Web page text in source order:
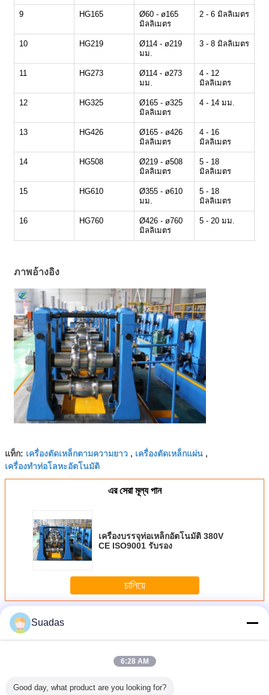
9 HG165
Ø60 - ø165
มิลลิเมตร
2 - 6 มิลลิเมตร
10 HG219
Ø114 - ø219
มม.
3 - 8 มิลลิเมตร
11 HG273
Ø114 - ø273
มม.
4 - 12
มิลลิเมตร
12 HG325
Ø165 - ø325
มิลลิเมตร
4 - 14 มม.
13 HG426
Ø165 - ø426
มิลลิเมตร
4 - 16
มิลลิเมตร
14 HG508
Ø219 - ø508
มิลลิเมตร
5 - 18
มิลลิเมตร
15 HG610
Ø355 - ø610
มม.
5 - 18
มิลลิเมตร
16 HG760
Ø426 - ø760
มิลลิเมตร
5 - 20 มม.
ภาพอ้างอิง
แท็ก: เครื่องตัดเหล็กตามความยาว , เครื่องตัดเหล็กแผ่น ,
เครื่องทําท่อโลหะอัตโนมัติ
এর সেরা মূল্য পান
เครื่องบรรจุท่อเหล็กอัตโนมัติ 380V
CE ISO9001 รับรอง
চালিয়ে
มากกว่าเครื่องผลิตท่อเหล็ก
ท่อเหล็ก
HRC CRC เครื่อง
เครื่องผลิตท่อ
Suadas
6:28 AM
Good day, what product are you looking for?